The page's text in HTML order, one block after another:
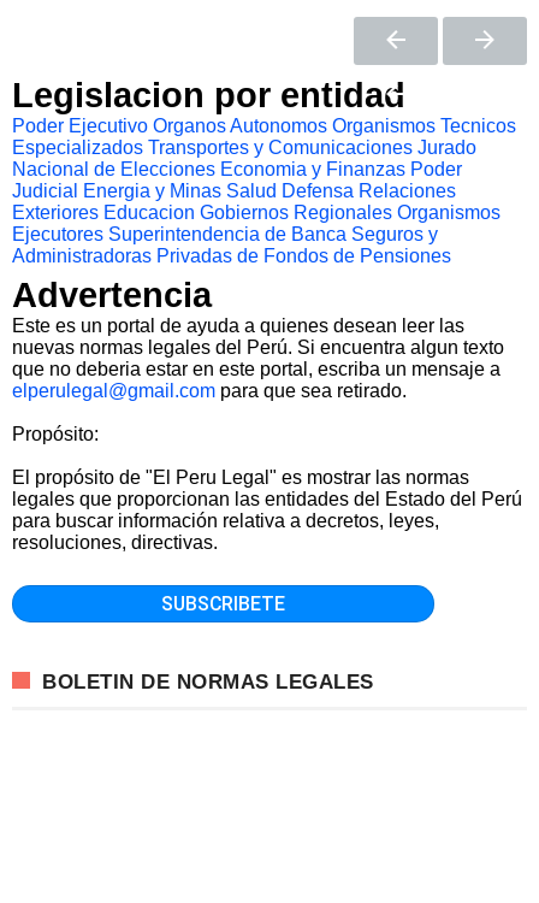
Legislacion por entidad
Poder Ejecutivo Organos Autonomos Organismos Tecnicos
Especializados Transportes y Comunicaciones Jurado
Nacional de Elecciones Economia y Finanzas Poder
Judicial
Energia y Minas Salud Defensa Relaciones
Exteriores Educacion Gobiernos Regionales Organismos
Ejecutores Superintendencia de Banca Seguros y
Administradoras Privadas de Fondos de Pensiones
Advertencia
Este es un portal de ayuda a quienes desean leer las
nuevas normas legales del Perú. Si encuentra algun texto
que no deberia estar en este portal, escriba un mensaje a
elperulegal@gmail.com para que sea retirado.
Propósito:
El propósito de "El Peru Legal" es mostrar las normas
legales que proporcionan las entidades del Estado del Perú
para buscar información relativa a decretos, leyes,
resoluciones, directivas.
BOLETIN DE NORMAS LEGALES